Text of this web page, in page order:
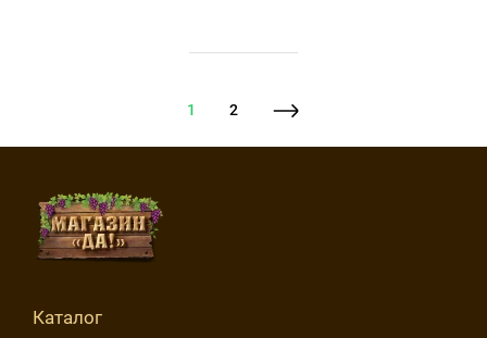
1 2
Каталог